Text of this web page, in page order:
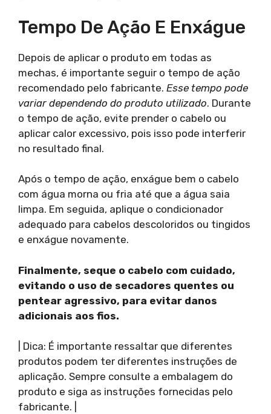
Tempo De Ação E Enxágue
Depois de aplicar o produto em todas as
mechas, é importante seguir o tempo de ação
recomendado pelo fabricante. Esse tempo pode
variar dependendo do produto utilizado. Durante
o tempo de ação, evite prender o cabelo ou
aplicar calor excessivo, pois isso pode interferir
no resultado final.
Após o tempo de ação, enxágue bem o cabelo
com água morna ou fria até que a água saia
limpa. Em seguida, aplique o condicionador
adequado para cabelos descoloridos ou tingidos
e enxágue novamente.
Finalmente, seque o cabelo com cuidado,
evitando o uso de secadores quentes ou
pentear agressivo, para evitar danos
adicionais aos fios.
| Dica: É importante ressaltar que diferentes
produtos podem ter diferentes instruções de
aplicação. Sempre consulte a embalagem do
produto e siga as instruções fornecidas pelo
fabricante. |